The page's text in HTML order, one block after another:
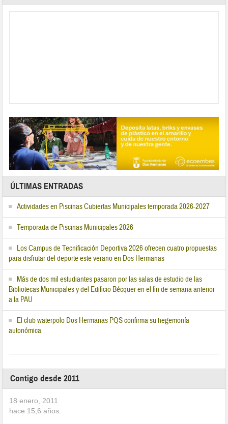
ÚLTIMAS ENTRADAS
Actividades en Piscinas Cubiertas Municipales temporada 2026-2027
Temporada de Piscinas Municipales 2026
Los Campus de Tecnificación Deportiva 2026 ofrecen cuatro propuestas
para disfrutar del deporte este verano en Dos Hermanas
Más de dos mil estudiantes pasaron por las salas de estudio de las
Bibliotecas Municipales y del Edificio Bécquer en el fin de semana anterior
a la PAU
El club waterpolo Dos Hermanas PQS confirma su hegemonía
autonómica
Contigo desde 2011
18 enero, 2011
hace 15,6 años.